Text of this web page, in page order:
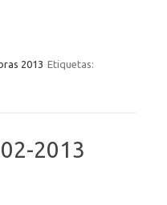
2013 Etiquetas:
2013